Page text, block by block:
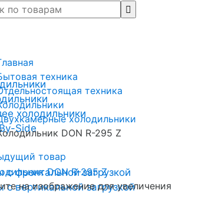
холодильники
Side
фронтальной загрузкой
вертикальной загрузкой
техника
техника
холодильники
DON R-295 Z
товар
на изображение для увеличения